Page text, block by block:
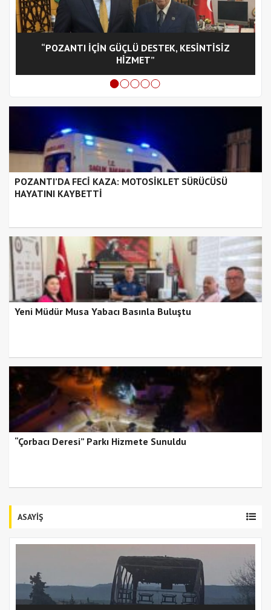
“POZANTI İÇİN GÜÇLÜ DESTEK, KESİNTİSİZ
HİZMET”
POZANTI’DA FECİ KAZA: MOTOSİKLET SÜRÜCÜSÜ
HAYATINI KAYBETTİ
Yeni Müdür Musa Yabacı Basınla Buluştu
“Çorbacı Deresi” Parkı Hizmete Sunuldu
ASAYİŞ